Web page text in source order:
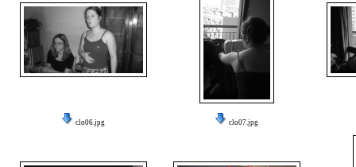
clo06.jpg clo07.jpg